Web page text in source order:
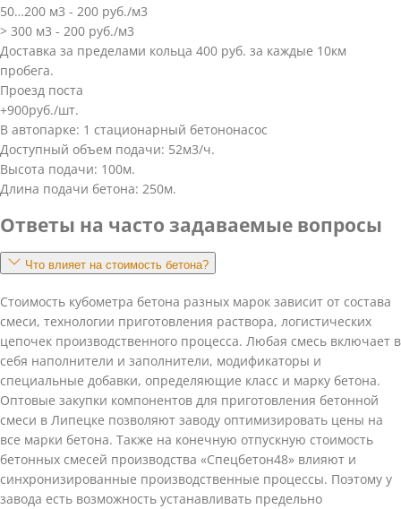
50…200 м3 - 200 руб./м3
> 300 м3 - 200 руб./м3
Доставка за пределами кольца 400 руб. за каждые 10км
пробега.
Проезд поста
+900руб./шт.
В автопарке: 1 стационарный бетононасос
Доступный объем подачи: 52м3/ч.
Высота подачи: 100м.
Длина подачи бетона: 250м.
Ответы на часто задаваемые вопросы
Что влияет на стоимость бетона?
Стоимость кубометра бетона разных марок зависит от состава
смеси, технологии приготовления раствора, логистических
цепочек производственного процесса. Любая смесь включает в
себя наполнители и заполнители, модификаторы и
специальные добавки, определяющие класс и марку бетона.
Оптовые закупки компонентов для приготовления бетонной
смеси в Липецке позволяют заводу оптимизировать цены на
все марки бетона. Также на конечную отпускную стоимость
бетонных смесей производства «Спецбетон48» влияют и
синхронизированные производственные процессы. Поэтому у
завода есть возможность устанавливать предельно